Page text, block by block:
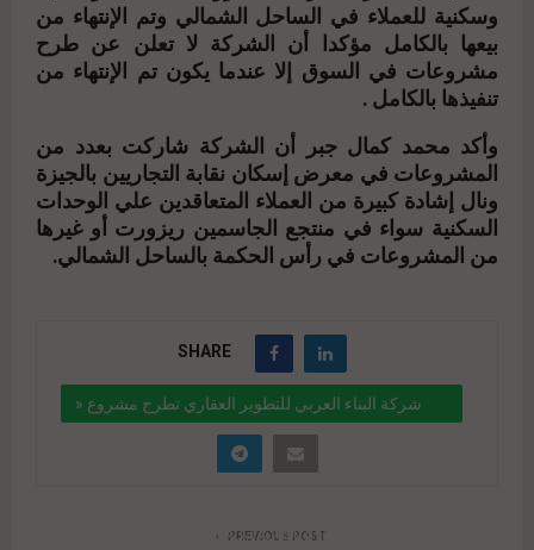
وسكنية للعملاء في الساحل الشمالي وتم الإنتهاء من
بيعها بالكامل مؤكدا أن الشركة لا تعلن عن طرح
مشروعات في السوق إلا عندما يكون تم الإنتهاء من
تنفيذها بالكامل .
وأكد محمد كمال جبر أن الشركة شاركت بعدد من
المشروعات في معرض إسكان نقابة التجاريين بالجيزة
ونال إشادة كبيرة من العملاء المتعاقدين علي الوحدات
السكنية سواء في منتجع الجاسمين ريزورت أو غيرها
من المشروعات في رأس الحكمة بالساحل الشمالي.
SHARE
شركة البناء العربي للتطوير العقاري تطرح مشروع «
تمارا ريزورت » بالساحل الشمالي
eg.net/%d8%b4%d8%b1%d9%83%d8%a9-
PREVIOUS POST